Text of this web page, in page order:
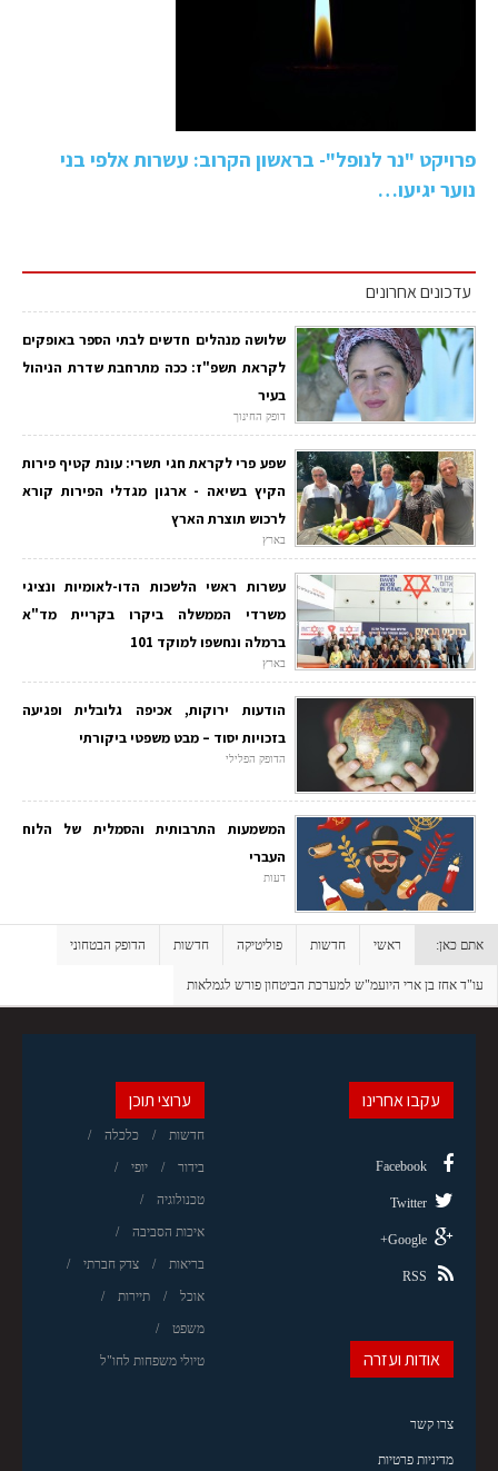
פרויקט "נר לנופל"- בראשון הקרוב: עשרות אלפי בני
נוער יגיעו…
עדכונים אחרונים
שלושה מנהלים חדשים לבתי הספר באופקים
לקראת תשפ"ז: ככה מתרחבת שדרת הניהול
בעיר
דופק החינוך
שפע פרי לקראת חגי תשרי: עונת קטיף פירות
הקיץ בשיאה - ארגון מגדלי הפירות קורא
לרכוש תוצרת הארץ
בארץ
עשרות ראשי הלשכות הדו-לאומיות ונציגי
משרדי הממשלה ביקרו בקריית מד"א
ברמלה ונחשפו למוקד 101
בארץ
הודעות ירוקות, אכיפה גלובלית ופגיעה
בזכויות יסוד – מבט משפטי ביקורתי
הדופק הפלילי
המשמעות התרבותית והסמלית של הלוח
העברי
דעות
אתם כאן: ראשי חדשות פוליטיקה חדשות הדופק הבטחוני
עו"ד אחז בן ארי היועמ"ש למערכת הביטחון פורש לגמלאות
ערוצי תוכן
חדשות כלכלה
בידור יופי
טכנולוגיה
איכות הסביבה
בריאות צדק חברתי
אוכל תיירות
משפט
טיולי משפחות לחו"ל
עקבו אחרינו
Facebook
Twitter
Google+
RSS
אודות ועזרה
צרו קשר
מדיניות פרטיות